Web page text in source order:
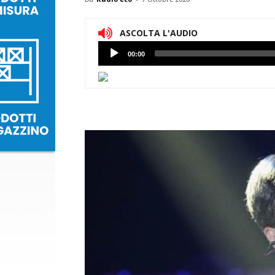
ASCOLTA L'AUDIO
Lettore
Audio
00:00